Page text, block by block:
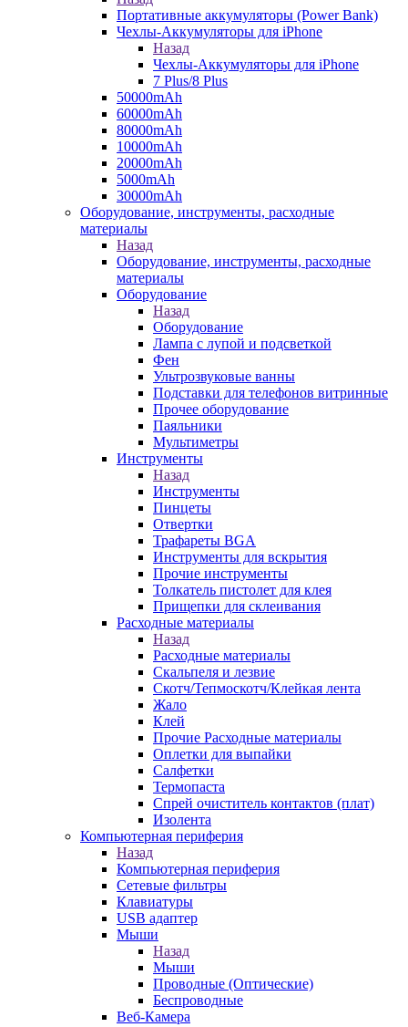
Портативные аккумуляторы (Power Bank)
Чехлы-Аккумуляторы для iPhone
Назад
Чехлы-Аккумуляторы для iPhone
7 Plus/8 Plus
50000mAh
60000mAh
80000mAh
10000mAh
20000mAh
5000mAh
30000mAh
Оборудование, инструменты, расходные
материалы
Назад
Оборудование, инструменты, расходные
материалы
Оборудование
Назад
Оборудование
Лампа с лупой и подсветкой
Фен
Ультрозвуковые ванны
Подставки для телефонов витринные
Прочее оборудование
Паяльники
Мультиметры
Инструменты
Назад
Инструменты
Пинцеты
Отвертки
Трафареты BGA
Инструменты для вскрытия
Прочие инструменты
Толкатель пистолет для клея
Прищепки для склеивания
Расходные материалы
Назад
Расходные материалы
Скальпеля и лезвие
Скотч/Тепмоскотч/Клейкая лента
Жало
Клей
Прочие Расходные материалы
Оплетки для выпайки
Салфетки
Термопаста
Спрей очиститель контактов (плат)
Изолента
Компьютерная периферия
Назад
Компьютерная периферия
Сетевые фильтры
Клавиатуры
USB адаптер
Мыши
Назад
Мыши
Проводные (Оптические)
Беспроводные
Веб-Камера